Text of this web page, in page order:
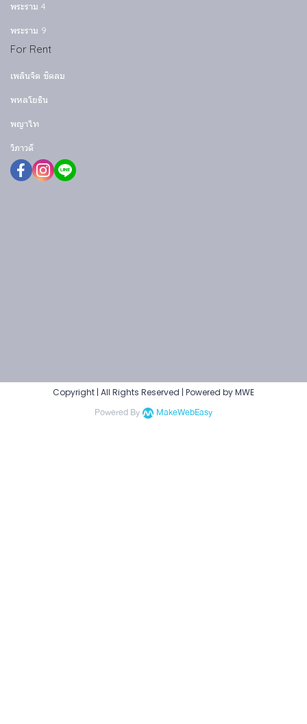
พระราม 4
พระราม 9
For Rent
เพลินจิต ชิดลม
พหลโยธิน
พญาไท
วิภาวดี
Copyright | All Rights Reserved | Powered by MWE
Powered By MakeWebEasy